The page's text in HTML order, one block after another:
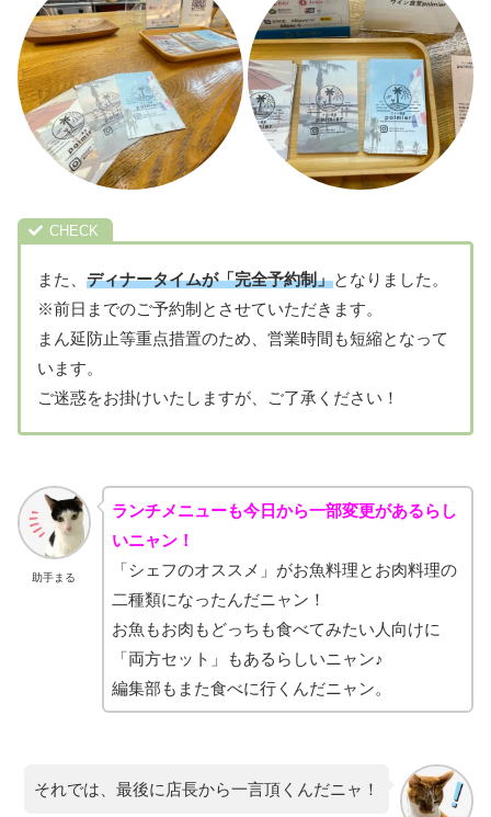
また、 ディナータイムが「完全予約制」となりました。
※前日までのご予約制とさせていただきます。
まん延防止等重点措置のため、営業時間も短縮となって
います。
ご迷惑をお掛けいたしますが、ご了承ください！
助手まる
ランチメニューも今日から一部変更があるらし
いニャン！
「シェフのオススメ」がお魚料理とお肉料理の
二種類になったんだニャン！
お魚もお肉もどっちも食べてみたい人向けに
「両方セット」もあるらしいニャン♪
編集部もまた食べに行くんだニャン。
それでは、最後に店長から一言頂くんだニャ！